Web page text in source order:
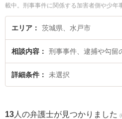
載中。刑事事件に関係する加害者側や少年
野での絞り込み検索もでき便利です。特に
支所の斉藤 雄祐弁護士やベリーベスト法
した逮捕・勾留の準抗告のトラブルを今す
勾留の準抗告のトラブル解決の実績豊富
相談無料で逮捕・勾留の準抗告を法律相談
エリア 茨城県、水戸市
相談内容 刑事事件、逮捕や勾留
詳細条件 未選択
13 人の弁護士が見つかりました (